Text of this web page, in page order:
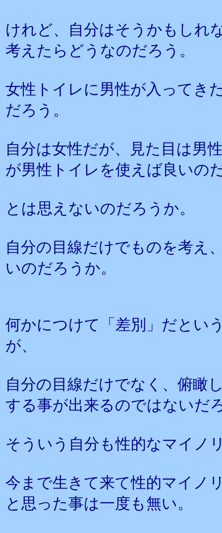
けれど、自分はそうかもしれ
考えたらどうなのだろう。
女性トイレに男性が入ってき
だろう。
自分は女性だが、見た目は男
が男性トイレを使えば良いの
とは思えないのだろうか。
自分の目線だけでものを考え
いのだろうか。
何かにつけて「差別」だとい
が、
自分の目線だけでなく、俯瞰
する事が出来るのではないだ
そういう自分も性的なマイノ
今まで生きて来て性的マイノ
と思った事は一度も無い。